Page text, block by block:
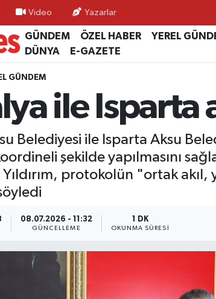
Video Yazarlar
GÜNDEM ÖZEL HABER YEREL
DÜNYA
E-GAZETE
GÜNDEM
ile Isparta
Belediyesi ile Isparta Aksu
şekilde yapılmasını
Yıldırım, protokolün "ortak
08.07.2026 - 11:32
GÜNCELLEME
1 DK
OKUNMA SÜRESI
ve Fikstür